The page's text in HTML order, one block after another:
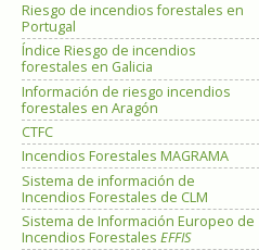
Riesgo de incendios forestales en
Portugal
Índice Riesgo de incendios
forestales en Galicia
Información de riesgo incendios
forestales en Aragón
CTFC
Incendios Forestales MAGRAMA
Sistema de información de
Incendios Forestales de CLM
Sistema de Información Europeo de
Incendios Forestales EFFIS